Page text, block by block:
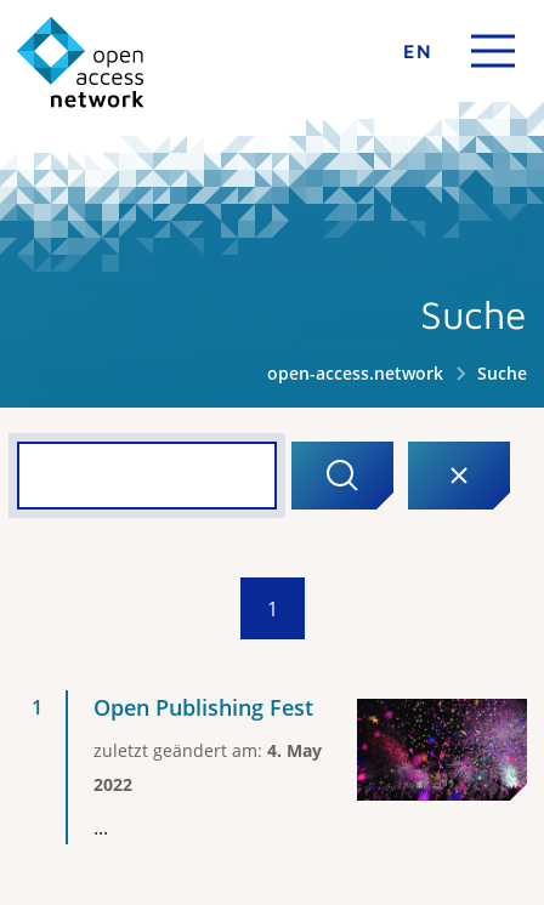
EN
Suche
open-access.network Suche
1
Open Publishing Fest
zuletzt geändert am: 4. May
2022
...